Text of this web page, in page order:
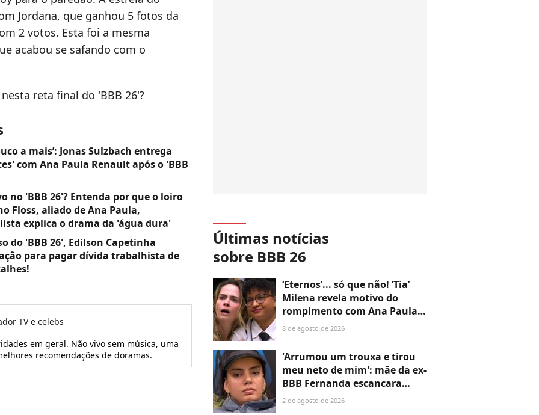
Jordana, que ganhou 5 fotos da
2 votos. Esta foi a mesma
acabou se safando com o
reta final do 'BBB 26'?
a mais’: Jonas Sulzbach entrega
com Ana Paula Renault após o 'BBB
no 'BBB 26'? Entenda por que o loiro
Floss, aliado de Ana Paula,
explica o drama da 'água dura'
do 'BBB 26', Edilson Capetinha
para pagar dívida trabalhista de
TV e celebs
em geral. Não vivo sem música, uma
recomendações de doramas.
Últimas notícias
sobre BBB 26
‘Eternos’... só que não! ‘Tia’
Milena revela motivo do
rompimento com Ana Paula
Renault e choca ao reatar
que não é fácil de reverter'
8 de agosto de 2026
'Arrumou um trouxa e tirou
meu neto de mim': mãe da ex-
BBB Fernanda escancara
rompimento com a filha após
2 de agosto de 2026